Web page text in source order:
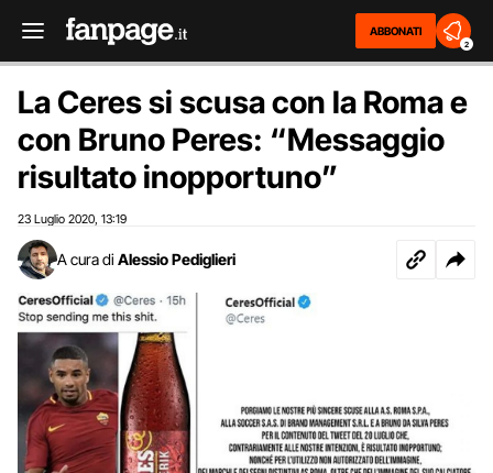
ABBONATI
2
La Ceres si scusa con la Roma e
con Bruno Peres: “Messaggio
risultato inopportuno”
23 Luglio 2020 13:19
A cura di Alessio Pediglieri